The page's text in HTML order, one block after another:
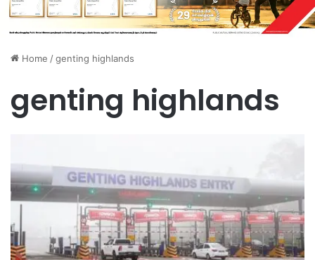
Home /genting highlands
genting highlands